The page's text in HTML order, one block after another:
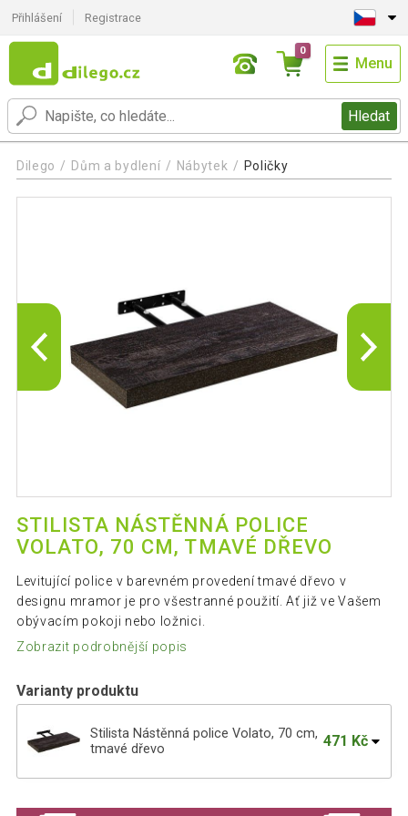
Přihlášení Registrace
Hledat
0
Menu
Dilego Dům a bydlení Nábytek Poličky
STILISTA NÁSTĚNNÁ POLICE
VOLATO, 70 CM, TMAVÉ DŘEVO
Levitující police v barevném provedení tmavé dřevo v
designu mramor je pro všestranné použití. Ať již ve Vašem
obývacím pokoji nebo ložnici.
Zobrazit podrobnější popis
Varianty produktu
Stilista Nástěnná police Volato, 70 cm,
tmavé dřevo
471 Kč
tmavé dřevo